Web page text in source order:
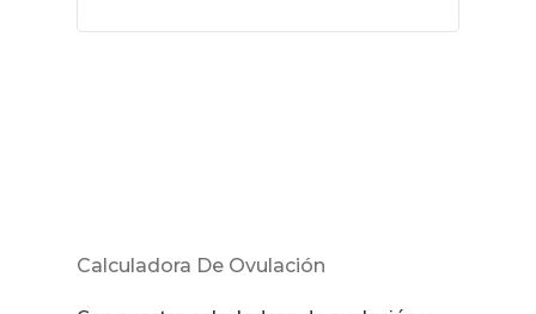
Calculadora De Ovulación